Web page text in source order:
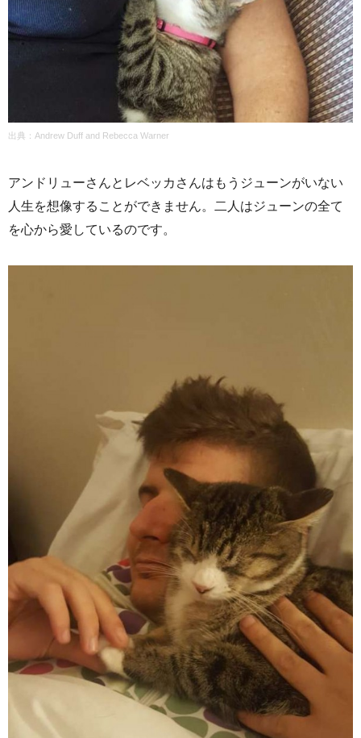
出典：Andrew Duff and Rebecca Warner
アンドリューさんとレベッカさんはもうジューンがいない
人生を想像することができません。二人はジューンの全て
を心から愛しているのです。